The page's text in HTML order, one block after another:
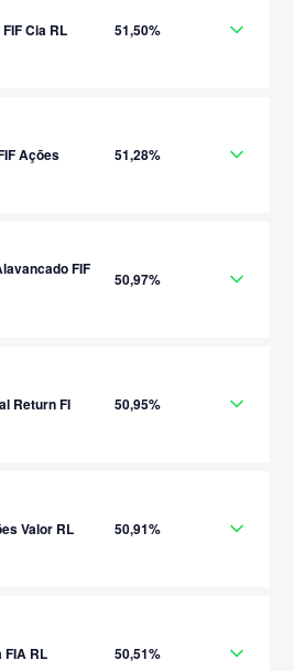
Cia RL 51,50%
Ações 51,28%
FIF
50,97%
Return FI 50,95%
Valor RL 50,91%
FIA RL 50,51%